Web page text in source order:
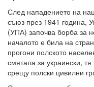
След нападението на
съюз през 1941 година,
(УПА) започва борба за
началото е била на
прогони полското
смятала за украински,
срещу полски цивилни